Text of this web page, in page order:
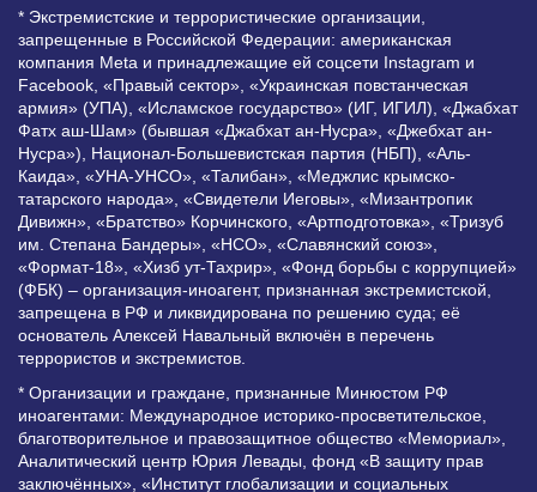
* Экстремистские и террористические организации,
запрещенные в Российской Федерации: американская
компания Meta и принадлежащие ей соцсети Instagram и
Facebook, «Правый сектор», «Украинская повстанческая
армия» (УПА), «Исламское государство» (ИГ, ИГИЛ), «Джабхат
Фатх аш-Шам» (бывшая «Джабхат ан-Нусра», «Джебхат ан-
Нусра»), Национал-Большевистская партия (НБП), «Аль-
Каида», «УНА-УНСО», «Талибан», «Меджлис крымско-
татарского народа», «Свидетели Иеговы», «Мизантропик
Дивижн», «Братство» Корчинского, «Артподготовка», «Тризуб
им. Степана Бандеры», «НСО», «Славянский союз»,
«Формат-18», «Хизб ут-Тахрир», «Фонд борьбы с коррупцией»
(ФБК) – организация-иноагент, признанная экстремистской,
запрещена в РФ и ликвидирована по решению суда; её
основатель Алексей Навальный включён в перечень
террористов и экстремистов.
* Организации и граждане, признанные Минюстом РФ
иноагентами: Международное историко-просветительское,
благотворительное и правозащитное общество «Мемориал»,
Аналитический центр Юрия Левады, фонд «В защиту прав
заключённых», «Институт глобализации и социальных